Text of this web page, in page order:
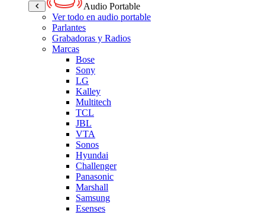
Audio Portable
Ver todo en audio portable
Parlantes
Grabadoras y Radios
Marcas
Bose
Sony
LG
Kalley
Multitech
TCL
JBL
VTA
Sonos
Hyundai
Challenger
Panasonic
Marshall
Samsung
Esenses